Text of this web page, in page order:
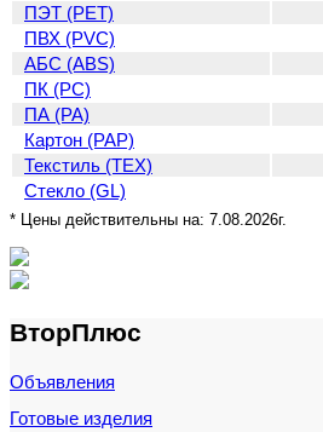
ПЭТ (PET)
ПВХ (PVC)
АБС (ABS)
ПК (PC)
ПА (PA)
Картон (PAP)
Текстиль (TEX)
Стекло (GL)
* Цены действительны на: 7.08.2026г.
ВторПлюс
Объявления
Готовые изделия